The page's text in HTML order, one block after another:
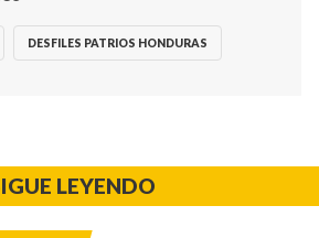
DESFILES PATRIOS HONDURAS
LEYENDO